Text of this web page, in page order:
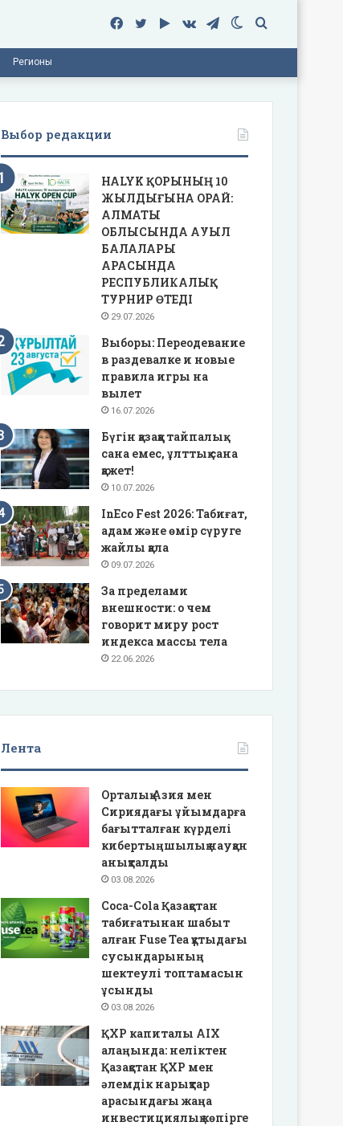
Поиск
Switch
Telegram
vk.com
Google
Twitter
Facebook
Регионы
Выбор редакции
HALYK ҚОРЫНЫҢ 10
ЖЫЛДЫҒЫНА ОРАЙ:
АЛМАТЫ
ОБЛЫСЫНДА АУЫЛ
БАЛАЛАРЫ
АРАСЫНДА
РЕСПУБЛИКАЛЫҚ
ТУРНИР ӨТЕДІ
29.07.2026
Выборы: Переодевание
в раздевалке и новые
правила игры на
вылет
16.07.2026
Бүгін қазаққа тайпалық
сана емес, ұлттық сана
қажет!
10.07.2026
InEco Fest 2026: Табиғат,
адам және өмір сүруге
жайлы қала
09.07.2026
За пределами
внешности: о чем
говорит миру рост
индекса массы тела
22.06.2026
Лента
Орталық Азия мен
Сириядағы ұйымдарға
бағытталған күрделі
кибертыңшылық науқан
анықталды
03.08.2026
Coca-Cola Қазақстан
табиғатынан шабыт
алған Fuse Tea құтыдағы
сусындарының
шектеулі топтамасын
ұсынды
03.08.2026
ҚХР капиталы AIX
алаңында: неліктен
Қазақстан ҚХР мен
әлемдік нарықтар
арасындағы жаңа
инвестициялық көпірге